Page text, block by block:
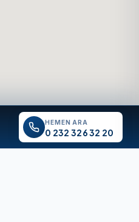
HEMEN ARA
0 232 326 32 20